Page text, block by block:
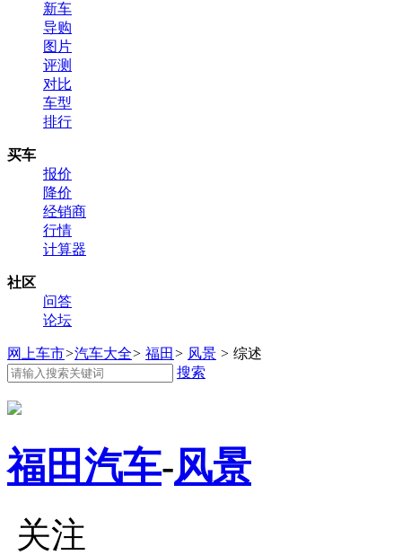
新车
导购
图片
评测
对比
车型
排行
买车
报价
降价
经销商
行情
计算器
社区
问答
论坛
网上车市>汽车大全> 福田 > 风景 > 综述
搜索
福田汽车-风景
关注